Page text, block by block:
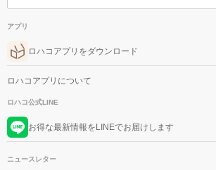
アプリ
ロハコアプリをダウンロード
ロハコアプリについて
ロハコ公式LINE
お得な最新情報をLINEでお届けします
ニュースレター